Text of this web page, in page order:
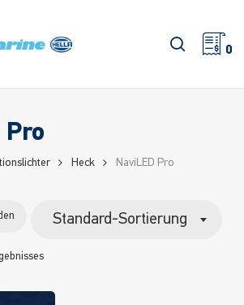
Suche
0
Pro
Heck NaviLED Pro
Standard-Sortierung
Filter